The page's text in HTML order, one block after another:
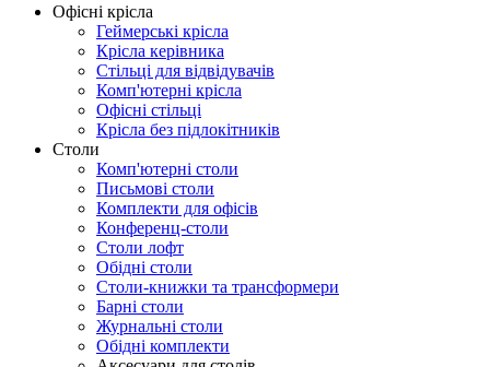
Офісні крісла
Геймерські крісла
Крісла керівника
Стільці для відвідувачів
Комп'ютерні крісла
Офісні стільці
Крісла без підлокітників
Столи
Комп'ютерні столи
Письмові столи
Комплекти для офісів
Конференц-столи
Столи лофт
Обідні столи
Столи-книжки та трансформери
Барні столи
Журнальні столи
Обідні комплекти